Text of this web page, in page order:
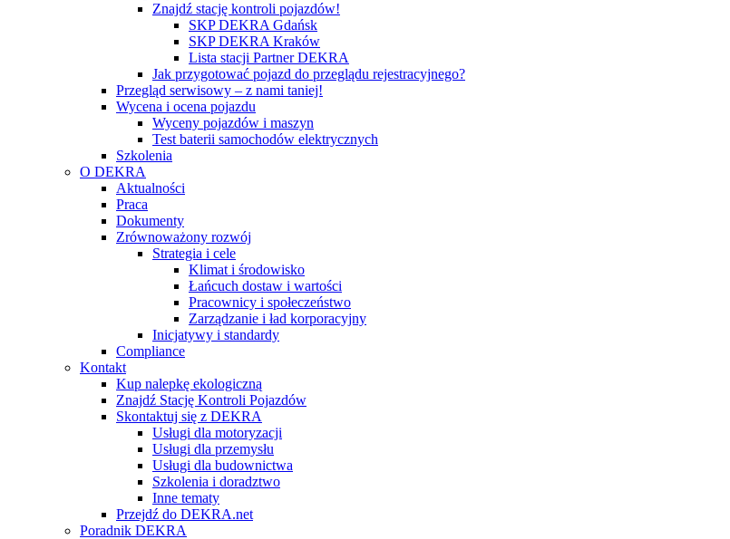
Znajdź stację kontroli pojazdów!
SKP DEKRA Gdańsk
SKP DEKRA Kraków
Lista stacji Partner DEKRA
Jak przygotować pojazd do przeglądu rejestracyjnego?
Przegląd serwisowy – z nami taniej!
Wycena i ocena pojazdu
Wyceny pojazdów i maszyn
Test baterii samochodów elektrycznych
Szkolenia
O DEKRA
Aktualności
Praca
Dokumenty
Zrównoważony rozwój
Strategia i cele
Klimat i środowisko
Łańcuch dostaw i wartości
Pracownicy i społeczeństwo
Zarządzanie i ład korporacyjny
Inicjatywy i standardy
Compliance
Kontakt
Kup nalepkę ekologiczną
Znajdź Stację Kontroli Pojazdów
Skontaktuj się z DEKRA
Usługi dla motoryzacji
Usługi dla przemysłu
Usługi dla budownictwa
Szkolenia i doradztwo
Inne tematy
Przejdź do DEKRA.net
Poradnik DEKRA